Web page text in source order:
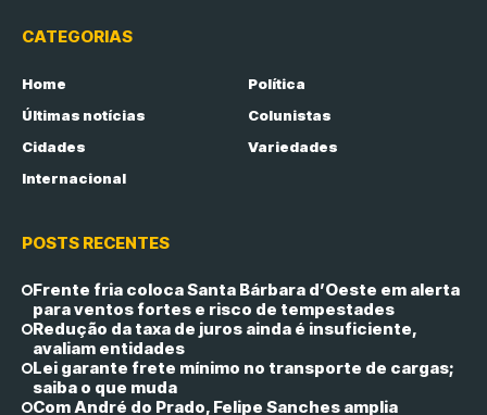
CATEGORIAS
Home
Política
Últimas notícias
Colunistas
Cidades
Variedades
Internacional
POSTS RECENTES
Frente fria coloca Santa Bárbara d’Oeste em alerta
para ventos fortes e risco de tempestades
Redução da taxa de juros ainda é insuficiente,
avaliam entidades
Lei garante frete mínimo no transporte de cargas;
saiba o que muda
Com André do Prado, Felipe Sanches amplia